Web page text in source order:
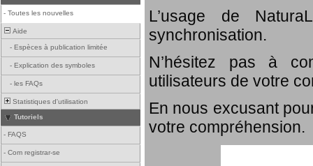
- Toutes les nouvelles
Aide
- Espèces à publication limitée
- Explication des symboles
- les FAQs
Statistiques d'utilisation
Tutoriels
- FAQS
- Com registrar-se
L’usage de
synchronisation.
N’hésitez pas à
utilisateurs de votre
En nous excusant
votre compréhension.